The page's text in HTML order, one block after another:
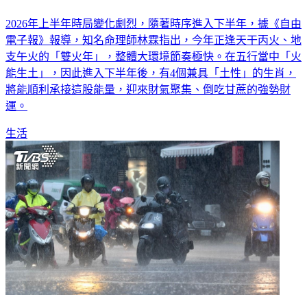
2026年上半年時局變化劇烈，隨著時序進入下半年，據《自由
電子報》報導，知名命理師林霖指出，今年正逢天干丙火、地
支午火的「雙火年」，整體大環境節奏極快。在五行當中「火
能生土」，因此進入下半年後，有4個兼具「土性」的生肖，
將能順利承接這股能量，迎來財氣聚集、倒吃甘蔗的強勢財
運。
生活